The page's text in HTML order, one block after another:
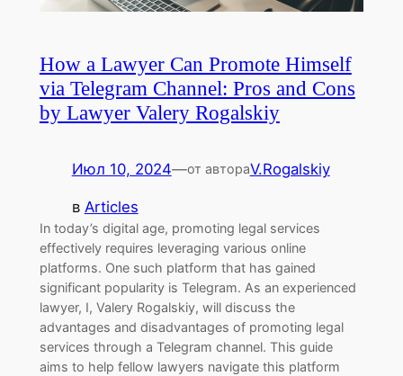
How a Lawyer Can Promote Himself
via Telegram Channel: Pros and Cons
by Lawyer Valery Rogalskiy
Июл 10, 2024—от автораV.Rogalskiy
в Articles
In today’s digital age, promoting legal services
effectively requires leveraging various online
platforms. One such platform that has gained
significant popularity is Telegram. As an experienced
lawyer, I, Valery Rogalskiy, will discuss the
advantages and disadvantages of promoting legal
services through a Telegram channel. This guide
aims to help fellow lawyers navigate this platform